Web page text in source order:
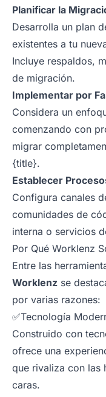
Planificar la
Desarrolla un plan
existentes a tu
Incluye respaldos,
de migración.
Implementar por
Considera un
comenzando con
migrar
{title}.
Establecer
Configura canales
comunidades de
interna o servicios
Por Qué Worklenz
Entre las
Worklenz se
por varias razones:
✅Tecnología
Construido con
ofrece una
que rivaliza con las
caras.